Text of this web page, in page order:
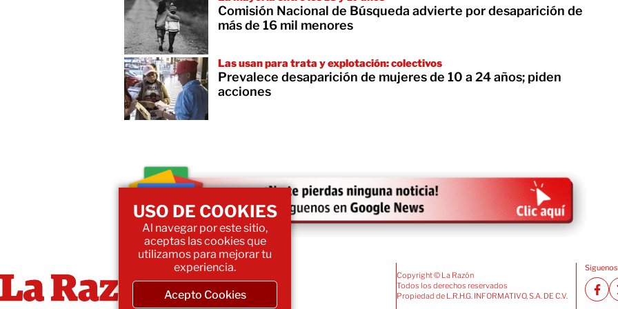
Comisión Nacional de Búsqueda advierte por desaparición de
más de 16 mil menores
Las usan para trata y explotación: colectivos
Prevalece desaparición de mujeres de 10 a 24 años; piden
acciones
Copyright © La Razón
Todos los derechos reservados
Propiedad de L.R.H.G. INFORMATIVO, S.A. DE C.V.
USO DE COOKIES
Al navegar por este sitio,
aceptas las cookies que
utilizamos para mejorar tu
experiencia.
Acepto Cookies